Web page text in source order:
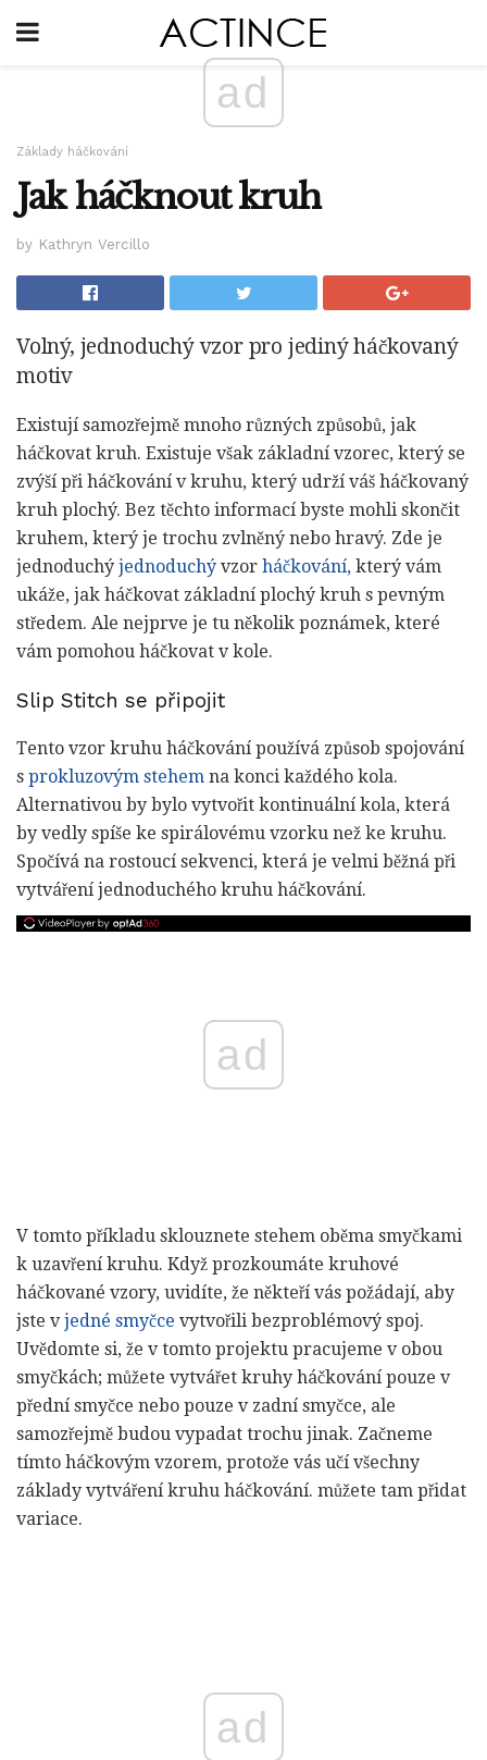
ad
Základy háčkování
Jak háčknout kruh
by Kathryn Vercillo
Volný, jednoduchý vzor pro jediný háčkovaný
motiv
Existují samozřejmě mnoho různých způsobů, jak
háčkovat kruh. Existuje však základní vzorec, který se
zvýší při háčkování v kruhu, který udrží váš háčkovaný
kruh plochý. Bez těchto informací byste mohli skončit
kruhem, který je trochu zvlněný nebo hravý. Zde je
jednoduchý jednoduchý vzor háčkování, který vám
ukáže, jak háčkovat základní plochý kruh s pevným
středem. Ale nejprve je tu několik poznámek, které
vám pomohou háčkovat v kole.
Slip Stitch se připojit
Tento vzor kruhu háčkování používá způsob spojování
s prokluzovým stehem na konci každého kola.
Alternativou by bylo vytvořit kontinuální kola, která
by vedly spíše ke spirálovému vzorku než ke kruhu.
Spočívá na rostoucí sekvenci, která je velmi běžná při
vytváření jednoduchého kruhu háčkování.
ad
V tomto příkladu sklouznete stehem oběma smyčkami
k uzavření kruhu. Když prozkoumáte kruhové
háčkované vzory, uvidíte, že někteří vás požádají, aby
jste vjedné smyčce vytvořili bezproblémový spoj.
Uvědomte si, že v tomto projektu pracujeme v obou
smyčkách; můžete vytvářet kruhy háčkování pouze v
přední smyčce nebo pouze v zadní smyčce, ale
samozřejmě budou vypadat trochu jinak. Začneme
tímto háčkovým vzorem, protože vás učí všechny
základy vytváření kruhu háčkování. můžete tam přidat
variace.
ad